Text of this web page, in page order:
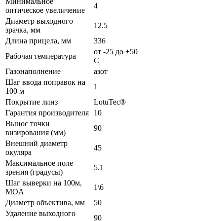
оптическое увеличение
4
Диаметр выходного
зрачка, мм
12.5
Длина прицела, мм
336
Рабочая температура
от -25 до +50
С
Газонаполнение
азот
Шаг ввода поправок на
100 м
1
Покрытие линз
LotuTec®
Гарантия производителя
10
Вынос точки
визирования (мм)
90
Внешний диаметр
окуляра
45
Максимальное поле
зрения (градусы)
5.1
Шаг выверки на 100м,
MOA
1\6
Диаметр объектива, мм
50
Удаление выходного
90